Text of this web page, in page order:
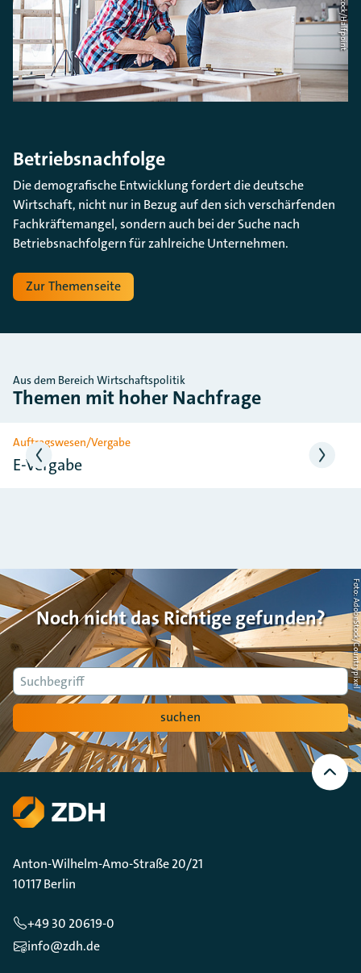
Betriebsnachfolge
Die demografische Entwicklung fordert die deutsche
Wirtschaft, nicht nur in Bezug auf den sich verschärfenden
Fachkräftemangel, sondern auch bei der Suche nach
Betriebsnachfolgern für zahlreiche Unternehmen.
Zur Themenseite
Aus dem Bereich Wirtschaftspolitik
Themen mit hoher Nachfrage
Slider überspringen
Auftragswesen/Vergabe
E-Vergabe
Noch nicht das Richtige gefunden?
Suche
suchen
Foto: AdobeStock/Countrypixel
Nach
oben
Scrollen
Anton-Wilhelm-Amo-Straße 20/21
10117 Berlin
+49 30 20619-0
info@zdh.de